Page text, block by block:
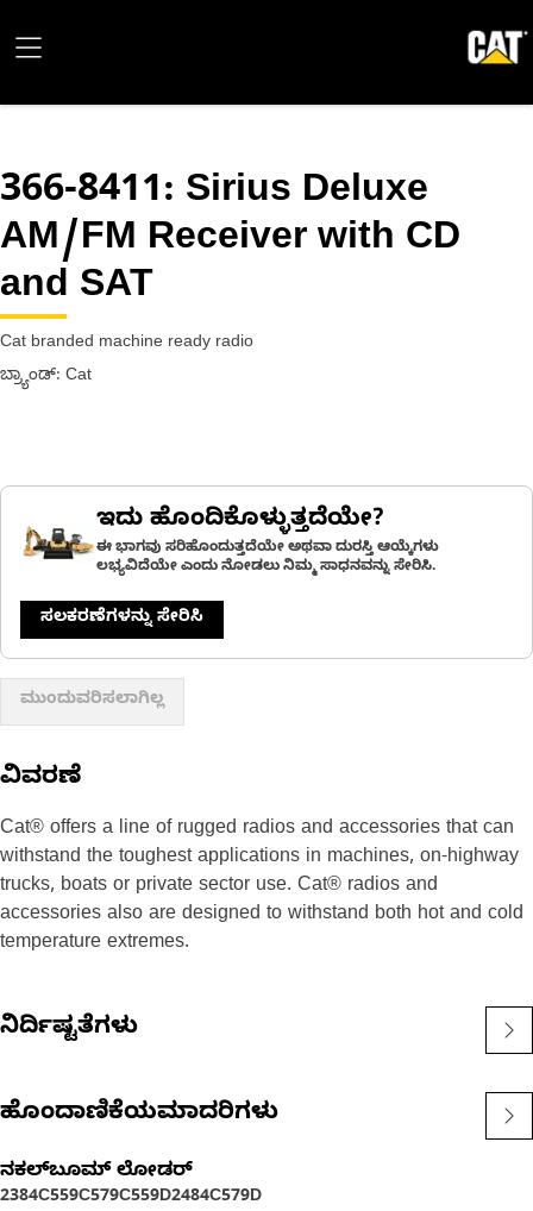
366-8411: Sirius Deluxe
AM/FM Receiver with CD
and SAT
Cat branded machine ready radio
ಬ್ರ್ಯಾಂಡ್: Cat
ಇದು ಹೊಂದಿಕೊಳ್ಳುತ್ತದೆಯೇ?
ಈ ಭಾಗವು ಸರಿಹೊಂದುತ್ತದೆಯೇ ಅಥವಾ ದುರಸ್ತಿ ಆಯ್ಕೆಗಳು
ಲಭ್ಯವಿದೆಯೇ ಎಂದು ನೋಡಲು ನಿಮ್ಮ ಸಾಧನವನ್ನು ಸೇರಿಸಿ.
ಸಲಕರಣೆಗಳನ್ನು ಸೇರಿಸಿ
ಮುಂದುವರಿಸಲಾಗಿಲ್ಲ
ವಿವರಣೆ
Cat® offers a line of rugged radios and accessories that can
withstand the toughest applications in machines, on-highway
trucks, boats or private sector use. Cat® radios and
accessories also are designed to withstand both hot and cold
temperature extremes.
ನಿರ್ದಿಷ್ಟತೆಗಳು
ಹೊಂದಾಣಿಕೆಯಮಾದರಿಗಳು
ನಕಲ್‌ಬೂಮ್‌ ಲೋಡರ್
2384C559C579C559D2484C579D